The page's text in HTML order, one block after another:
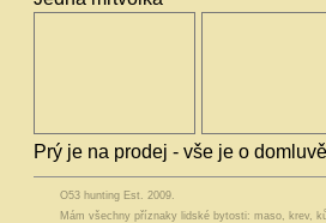
Prý je na prodej - vše je o
O53 hunting Est. 2009.
Mám všechny příznaky lidské bytosti: maso, krev,